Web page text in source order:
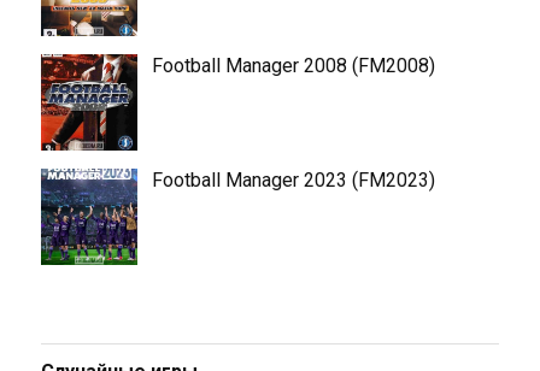
Football Manager 2008 (FM2008)
Football Manager 2023 (FM2023)